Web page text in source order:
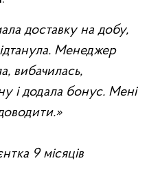
доставку на добу,
Менеджер
вибачилась,
і додала бонус. Мені
9 місяців